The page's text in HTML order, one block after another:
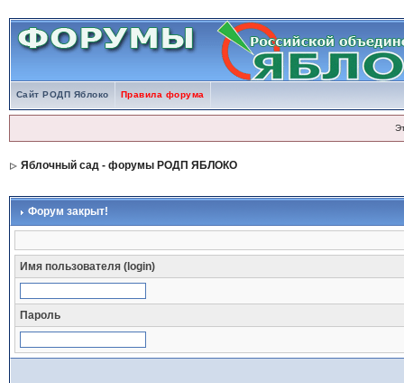
Сайт РОДП Яблоко Правила форума
Яблочный сад - форумы РОДП ЯБЛОКО
Форум закрыт!
Имя пользователя (login)
Пароль